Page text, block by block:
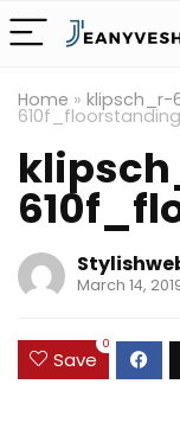
Home » klipsch_r-
March 14,
Save
0